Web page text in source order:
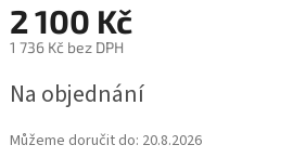
2 100 Kč
1 736 Kč bez DPH
Na objednání
Můžeme doručit do: 20.8.2026